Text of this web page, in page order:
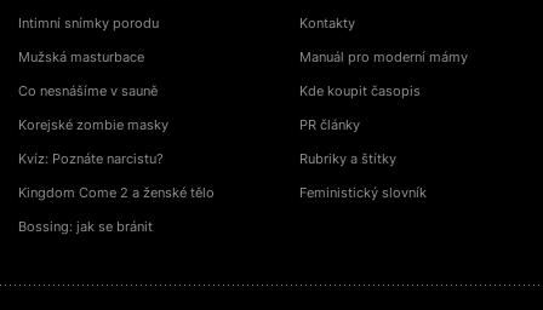
Intimní snímky porodu
Mužská masturbace
Co nesnášíme v sauně
Korejské zombie masky
Kvíz: Poznáte narcistu?
Kingdom Come 2 a ženské tělo
Bossing: jak se bránit
Kontakty
Manuál pro moderní mámy
Kde koupit časopis
PR články
Rubriky a štítky
Feministický slovník